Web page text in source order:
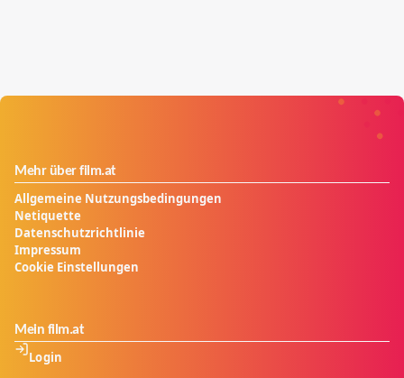
Mehr über film.at
Allgemeine Nutzungsbedingungen
Netiquette
Datenschutzrichtlinie
Impressum
Cookie Einstellungen
Mein film.at
Login